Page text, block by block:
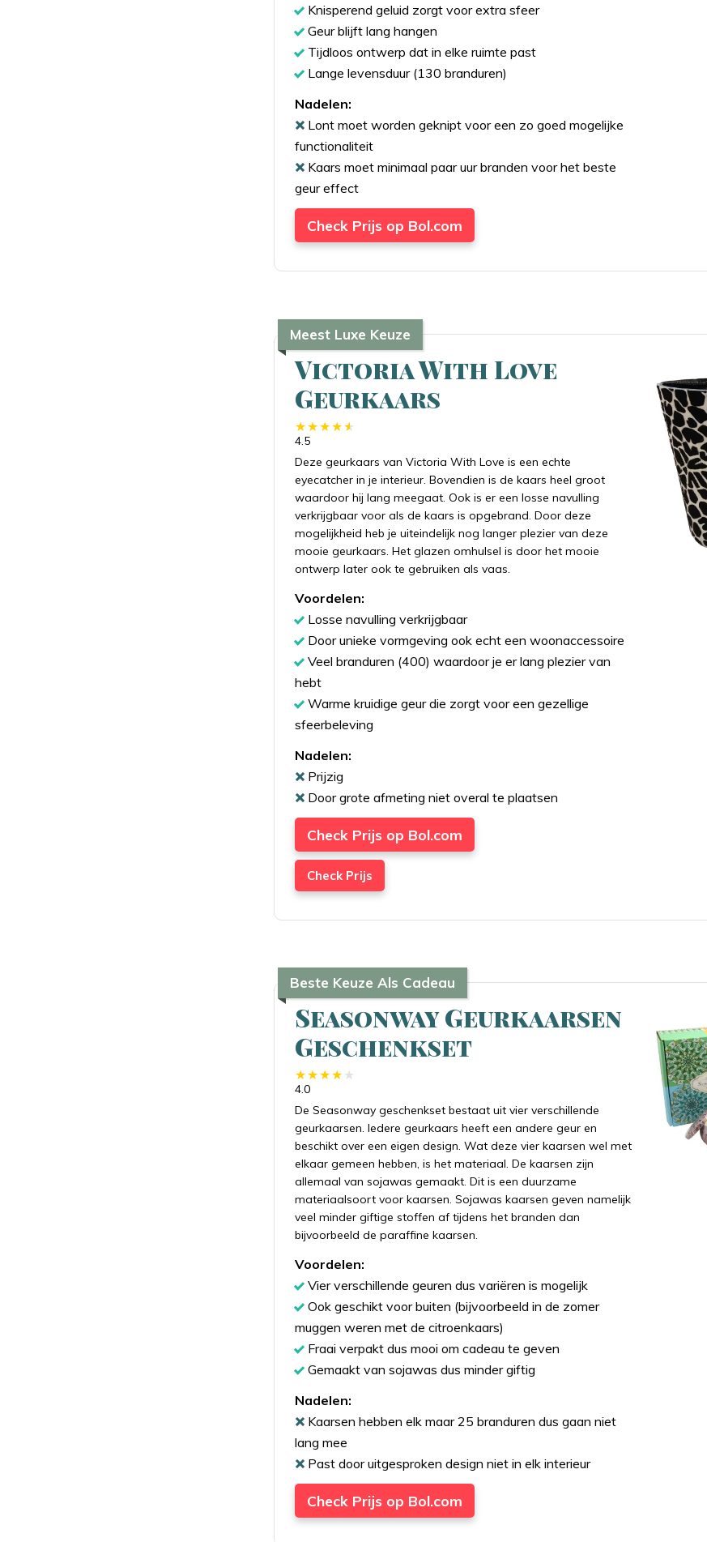
Knisperend geluid zorgt voor extra sfeer
Geur blijft lang hangen
Tijdloos ontwerp dat in elke ruimte past
Lange levensduur (130 branduren)
Nadelen:
Lont moet worden geknipt voor een zo goed mogelijke
functionaliteit
Kaars moet minimaal paar uur branden voor het beste
geur effect
Check Prijs op Bol.com
Meest Luxe Keuze
Victoria With Love
Geurkaars
4.5
Deze geurkaars van Victoria With Love is een echte
eyecatcher in je interieur. Bovendien is de kaars heel groot
waardoor hij lang meegaat. Ook is er een losse navulling
verkrijgbaar voor als de kaars is opgebrand. Door deze
mogelijkheid heb je uiteindelijk nog langer plezier van deze
mooie geurkaars. Het glazen omhulsel is door het mooie
ontwerp later ook te gebruiken als vaas.
Voordelen:
Losse navulling verkrijgbaar
Door unieke vormgeving ook echt een woonaccessoire
Veel branduren (400) waardoor je er lang plezier van
hebt
Warme kruidige geur die zorgt voor een gezellige
sfeerbeleving
Nadelen:
Prijzig
Door grote afmeting niet overal te plaatsen
Check Prijs op Bol.com
Check Prijs
Beste Keuze Als Cadeau
Seasonway Geurkaarsen
Geschenkset
4.0
De Seasonway geschenkset bestaat uit vier verschillende
geurkaarsen. Iedere geurkaars heeft een andere geur en
beschikt over een eigen design. Wat deze vier kaarsen wel met
elkaar gemeen hebben, is het materiaal. De kaarsen zijn
allemaal van sojawas gemaakt. Dit is een duurzame
materiaalsoort voor kaarsen. Sojawas kaarsen geven namelijk
veel minder giftige stoffen af tijdens het branden dan
bijvoorbeeld de paraffine kaarsen.
Voordelen:
Vier verschillende geuren dus variëren is mogelijk
Ook geschikt voor buiten (bijvoorbeeld in de zomer
muggen weren met de citroenkaars)
Fraai verpakt dus mooi om cadeau te geven
Gemaakt van sojawas dus minder giftig
Nadelen:
Kaarsen hebben elk maar 25 branduren dus gaan niet
lang mee
Past door uitgesproken design niet in elk interieur
Check Prijs op Bol.com